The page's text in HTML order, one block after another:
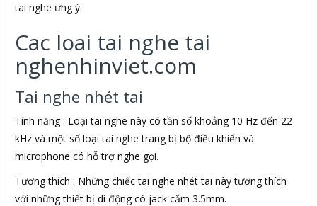
tai nghe ưng ý.
Cac loai tai nghe tai
nghenhinviet.com
Tai nghe nhét tai
Tính năng : Loại tai nghe này có tần số khoảng 10 Hz đến 22
kHz và một số loại tai nghe trang bị bộ điều khiển và
microphone có hỗ trợ nghe gọi.
Tương thích : Những chiếc tai nghe nhét tai này tương thích
với những thiết bị di động có jack cắm 3.5mm.